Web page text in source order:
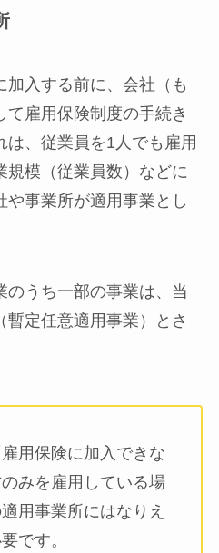
入する前に、会社（も
て雇用保険制度の手続き
は、従業員を1人でも雇用
規模（従業員数）などに
や事業所が適用事業とし
のうち一部の事業は、当
定任意適用事業）とさ
用保険に加入できな
みを雇用している場
用事業所にはなりえ
です。